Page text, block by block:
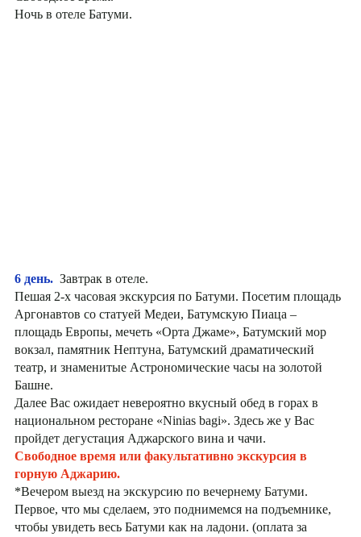
Ночь в отеле Батуми.
6 день. Завтрак в отеле.
Пешая 2-х часовая экскурсия по Батуми. Посетим площадь
Аргонавтов со статуей Медеи, Батумскую Пиаца –
площадь Европы, мечеть «Орта Джаме», Батумский мор
вокзал, памятник Нептуна, Батумский драматический
театр, и знаменитые Астрономические часы на золотой
Башне.
Далее Вас ожидает невероятно вкусный обед в горах в
национальном ресторане «Ninias bagi». Здесь же у Вас
пройдет дегустация Аджарского вина и чачи.
Свободное время или факультативно экскурсия в
горную Аджарию.
*Вечером выезд на экскурсию по вечернему Батуми.
Первое, что мы сделаем, это поднимемся на подъемнике,
чтобы увидеть весь Батуми как на ладони. (оплата за